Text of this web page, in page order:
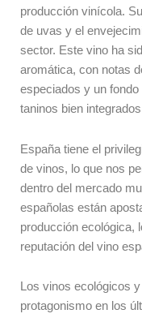
producción vinícola.
de uvas y el
sector. Este vino ha
aromática, con notas
especiados y un
taninos bien
España tiene el
de vinos, lo que nos
dentro del mercado
españolas están
producción ecológica,
reputación del vino
Los vinos ecológicos
protagonismo en los